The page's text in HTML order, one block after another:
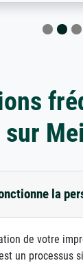
sur
la
de votre
un processus